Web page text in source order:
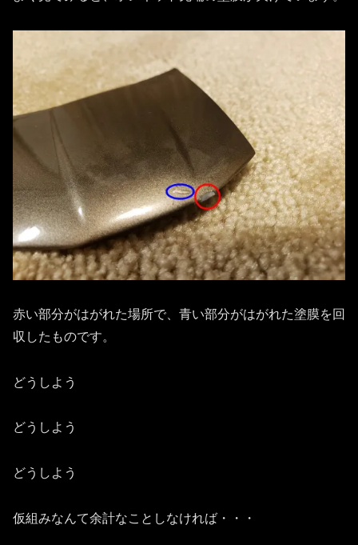
赤い部分がはがれた場所で、青い部分がはがれた塗膜を回
収したものです。
どうしよう
どうしよう
どうしよう
仮組みなんて余計なことしなければ・・・